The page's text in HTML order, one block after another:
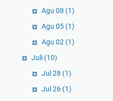
Agu 08 (1)
Agu 05 (1)
Agu 02 (1)
Juli (10)
Jul 28 (1)
Jul 26 (1)